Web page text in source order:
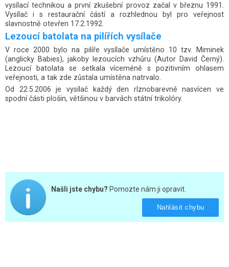
vysílací technikou a první zkušební provoz začal v březnu 1991.
Vysílač i s restaurační částí a rozhlednou byl pro veřejnost
slavnostně otevřen 17.2.1992.
Lezoucí batolata na pilířích vysílače
V roce 2000 bylo na pilíře vysílače umístěno 10 tzv. Miminek
(anglicky Babies), jakoby lezoucích vzhůru (Autor David Černý).
Lezoucí batolata se setkala víceméně s pozitivním ohlasem
veřejnosti, a tak zde zůstala umístěna natrvalo.
Od 22.5.2006 je vysílač každý den rlznobarevně nasvícen ve
spodní části plošin, většinou v barvách státní trikolóry.
Našli jste chybu? Pomozte nám ji opravit.
Nahlásit chybu